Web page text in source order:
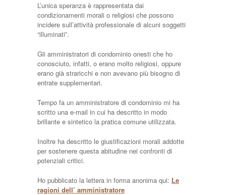
L’unica speranza è rappresentata dai
condizionamenti morali o religiosi che possono
incidere sull’attività professionale di alcuni soggetti
“illuminati”.
Gli amministratori di condominio onesti che ho
conosciuto, infatti, o erano molto religiosi, oppure
erano già straricchi e non avevano più bisogno di
entrate supplementari.
Tempo fa un amministratore di condominio mi ha
scritto una e-mail in cui ha descritto in modo
brillante e sintetico la pratica comune utilizzata.
Inoltre ha descritto le giustificazioni morali addotte
per sostenere questa abitudine nei confronti di
potenziali critici.
Ho pubblicato la lettera in forma anonima qui: Le
ragioni dell’ amministratore